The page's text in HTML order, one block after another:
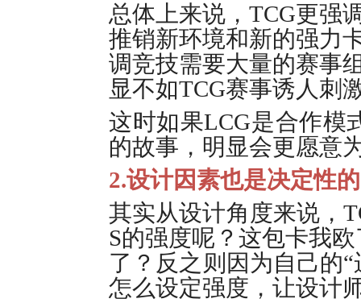
总体上来说，TCG更强
推销新环境和新的强力
调竞技需要大量的赛事
显不如TCG赛事诱人刺
这时如果LCG是合作模
的故事，明显会更愿意
2.设计因素也是决定性
其实从设计角度来说，
S的强度呢？这包卡我
了？反之则因为自己的
怎么设定强度，让设计